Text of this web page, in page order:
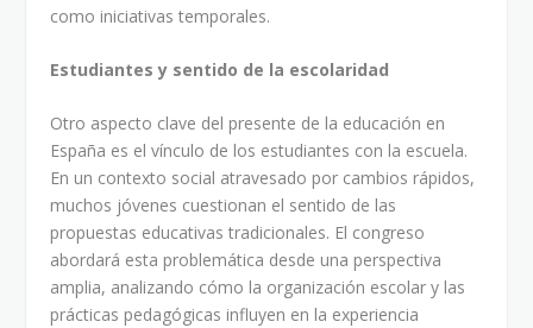
como iniciativas temporales.
Estudiantes y sentido de la escolaridad
Otro aspecto clave del presente de la educación en
España es el vínculo de los estudiantes con la escuela.
En un contexto social atravesado por cambios rápidos,
muchos jóvenes cuestionan el sentido de las
propuestas educativas tradicionales. El congreso
abordará esta problemática desde una perspectiva
amplia, analizando cómo la organización escolar y las
prácticas pedagógicas influyen en la experiencia